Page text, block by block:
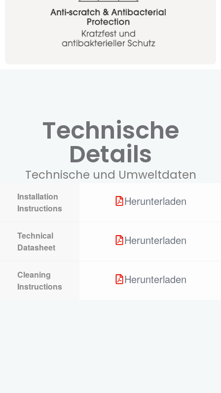
Technische
Details
Technische und Umweltdaten
Installation
Instructions
Herunterladen
Technical
Datasheet
Herunterladen
Cleaning
Instructions
Herunterladen